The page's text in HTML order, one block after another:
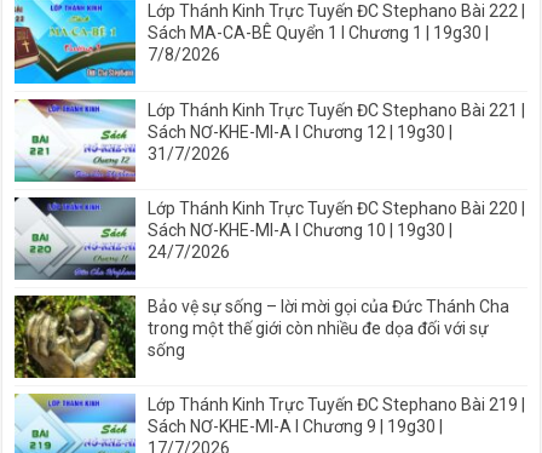
Lớp Thánh Kinh Trực Tuyến ĐC Stephano Bài 222 |
Sách MA-CA-BÊ Quyển 1 I Chương 1 | 19g30 |
7/8/2026
Lớp Thánh Kinh Trực Tuyến ĐC Stephano Bài 221 |
Sách NƠ-KHE-MI-A I Chương 12 | 19g30 |
31/7/2026
Lớp Thánh Kinh Trực Tuyến ĐC Stephano Bài 220 |
Sách NƠ-KHE-MI-A I Chương 10 | 19g30 |
24/7/2026
Bảo vệ sự sống – lời mời gọi của Đức Thánh Cha
trong một thế giới còn nhiều đe dọa đối với sự
sống
Lớp Thánh Kinh Trực Tuyến ĐC Stephano Bài 219 |
Sách NƠ-KHE-MI-A I Chương 9 | 19g30 |
17/7/2026